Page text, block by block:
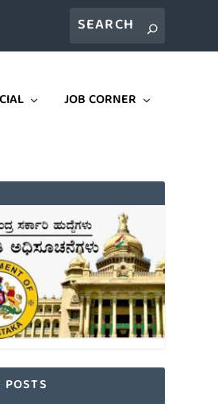
JOB CORNER